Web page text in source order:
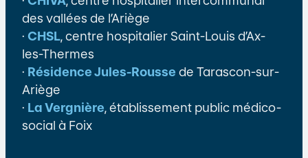
des vallées de l’Ariège
· CHSL, centre hospitalier Saint-Louis d’Ax-
les-Thermes
· Résidence Jules-Rousse de Tarascon-sur-
Ariège
· La Vergnière, établissement public médico-
social à Foix